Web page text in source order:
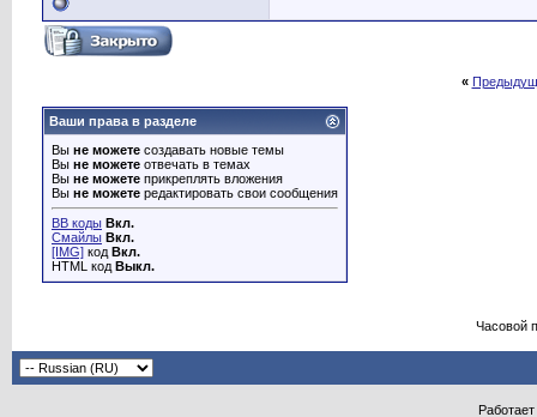
«
Ваши права в разделе
Вы не можете создавать новые темы
Вы не можете отвечать в темах
Вы не можете прикреплять вложения
Вы не можете редактировать свои сообщения
BB коды Вкл.
Смайлы Вкл.
[IMG] код Вкл.
HTML код Выкл.
Часовой